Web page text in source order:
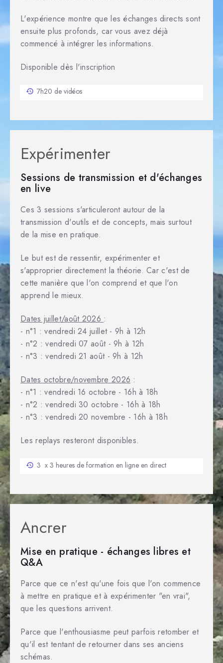
L'expérience montre que les échanges directs sont
ensuite plus profonds, car vous avez déjà
commencé à intégrer les informations.
Disponible dès l'inscription
7h20 de vidéos
Expérimenter
Sessions de transmission et d'échanges
en live
Ces 3 sessions s'articuleront autour de la
transmission d'outils et de concepts, mais surtout
de la mise en pratique.
Le but est de ressentir, expérimenter et
s'approprier directement la théorie. Car c'est de
cette manière que l'on comprend et que l'on
apprend le mieux.
Dates juillet/août 2026 :
- n°1 : vendredi 24 juillet - 9h à 12h
- n°2 : vendredi 07 août - 9h à 12h
- n°3 : vendredi 21 août - 9h à 12h
Dates octobre/novembre 2026 :
- n°1 : vendredi 16 octobre - 16h à 18h
- n°2 : vendredi 30 octobre - 16h à 18h
- n°3 : vendredi 20 novembre - 16h à 18h
Les replays resteront disponibles.
3 x 3 heures de formation en ligne en direct
Ancrer
Mise en pratique - échanges libres et
Q&A
Parce que ce n'est qu'une fois que l'on commence
à mettre en pratique et à expérimenter "en vrai",
que les questions arrivent.
Parce que l'enthousiasme peut parfois retomber et
qu'il est tentant de retourner dans ses anciens
schémas.